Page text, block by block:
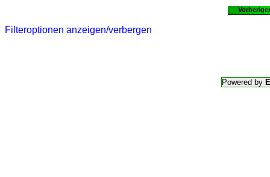
Filteroptionen anzeigen/verbergen
Powered by